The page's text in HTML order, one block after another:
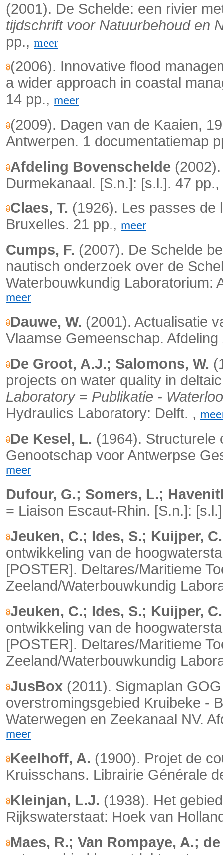
(2001). De Schelde: een rivier
tijdschrift voor Natuurbehoud en
pp., meer
(2006). Innovative flood
a wider approach in coastal
14 pp., meer
(2009). Dagen van de Kaaien,
Antwerpen. 1 documentatiemap
Afdeling Bovenschelde
Durmekanaal. [S.n.]: [s.l.]. 47 pp.,
Claes, T. (1926). Les passes de
Bruxelles. 21 pp., meer
Cumps, F. (2007). De Schelde
nautisch onderzoek over de
Waterbouwkundig Laboratorium:
meer
Dauwe, W. (2001). Actualisatie
Vlaamse Gemeenschap.
De Groot, A.J.; Salomons, W.
projects on water quality in
Laboratory = Publikatie -
Hydraulics Laboratory: Delft. ,
De Kesel, L. (1964). Structurele
Genootschap voor Antwerpse
meer
Dufour, G.; Somers, L.;
= Liaison Escaut-Rhin. [S.n.]:
Jeuken, C.; Ides, S.; Kuijper, C.
ontwikkeling van de
[POSTER]. Deltares/Maritieme
Zeeland/Waterbouwkundig
Jeuken, C.; Ides, S.; Kuijper, C.
ontwikkeling van de
[POSTER]. Deltares/Maritieme
Zeeland/Waterbouwkundig
JusBox (2011). Sigmaplan
overstromingsgebied Kruibeke -
Waterwegen en Zeekanaal NV.
meer
Keelhoff, A. (1900). Projet de
Kruisschans. Librairie Générale
Kleinjan, L.J. (1938). Het
Rijkswaterstaat: Hoek van
Maes, R.; Van Rompaye, A.;